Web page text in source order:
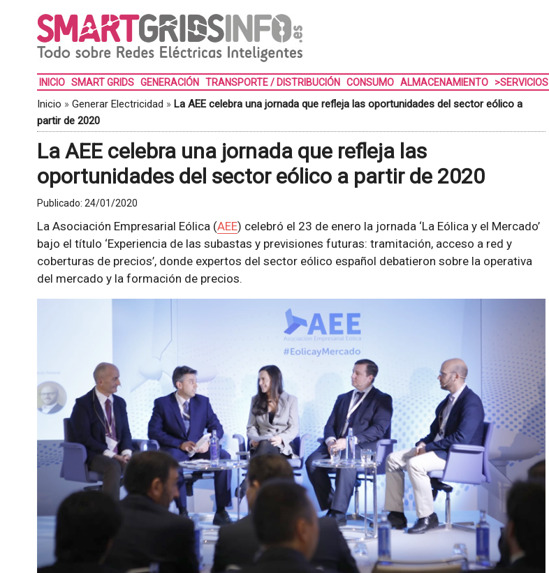
INICIO SMART GRIDS GENERACIÓN TRANSPORTE / DISTRIBUCIÓN CONSUMO ALMACENAMIENTO >SERVICIOS
Inicio » Generar Electricidad » La AEE celebra una jornada que refleja las oportunidades del sector eólico a
partir de 2020
La AEE celebra una jornada que refleja las
oportunidades del sector eólico a partir de 2020
Publicado: 24/01/2020
La Asociación Empresarial Eólica (AEE) celebró el 23 de enero la jornada ‘La Eólica y el Mercado’
bajo el título ‘Experiencia de las subastas y previsiones futuras: tramitación, acceso a red y
coberturas de precios’, donde expertos del sector eólico español debatieron sobre la operativa
del mercado y la formación de precios.